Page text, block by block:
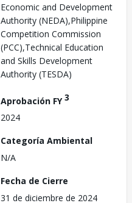
Economic and Development
Authority (NEDA),Philippine
Competition Commission
(PCC),Technical Education
and Skills Development
Authority (TESDA)
Aprobación FY3
2024
Categoría Ambiental
N/A
Fecha de Cierre
31 de diciembre de 2024